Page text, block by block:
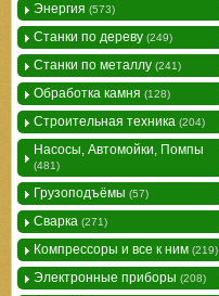
Энергия (573)
Станки по дереву (249)
Станки по металлу (241)
Обработка камня (128)
Строительная техника (204)
Насосы, Автомойки, Помпы
(481)
Грузоподъёмы (57)
Сварка (271)
Компрессоры и все к ним (219)
Электронные приборы (208)